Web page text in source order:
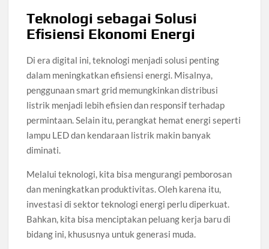
Teknologi sebagai Solusi
Efisiensi Ekonomi Energi
Di era digital ini, teknologi menjadi solusi penting
dalam meningkatkan efisiensi energi. Misalnya,
penggunaan smart grid memungkinkan distribusi
listrik menjadi lebih efisien dan responsif terhadap
permintaan. Selain itu, perangkat hemat energi seperti
lampu LED dan kendaraan listrik makin banyak
diminati.
Melalui teknologi, kita bisa mengurangi pemborosan
dan meningkatkan produktivitas. Oleh karena itu,
investasi di sektor teknologi energi perlu diperkuat.
Bahkan, kita bisa menciptakan peluang kerja baru di
bidang ini, khususnya untuk generasi muda.